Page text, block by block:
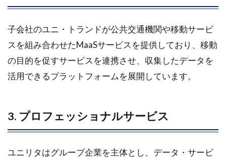
子会社のユニ・トランドが公共交通機関や移動サービ
スを組み合わせたMaaSサービスを提供しており、移動
の目的を促すサービスを連携させ、収集したデータを
活用できるプラットフォームを展開しています。
3. プロフェッショナルサービス
ユニリタはグループ企業を主体とし、データ・サービ